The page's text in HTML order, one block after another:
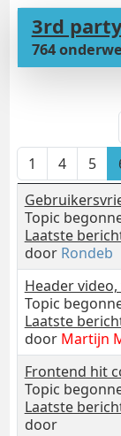
3rd
764
1 4 5
Topic
Laatste
door Rondeb
Header
Topic
Laatste
door Martijn
Frontend hit
Topic
Laatste
door